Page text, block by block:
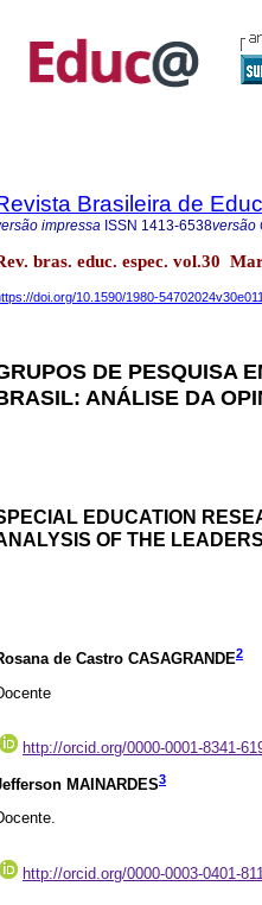
Brasileira de
impressa ISSN 1413-6538versão
bras. educ. espec. vol.30
doi.org/10.1590/1980-
DE PESQUISA
ANÁLISE DA
EDUCATION
OF THE
de Castro CASAGRANDE2
http://orcid.org/0000-0001-8341-
MAINARDES3
http://orcid.org/0000-0003-0401-